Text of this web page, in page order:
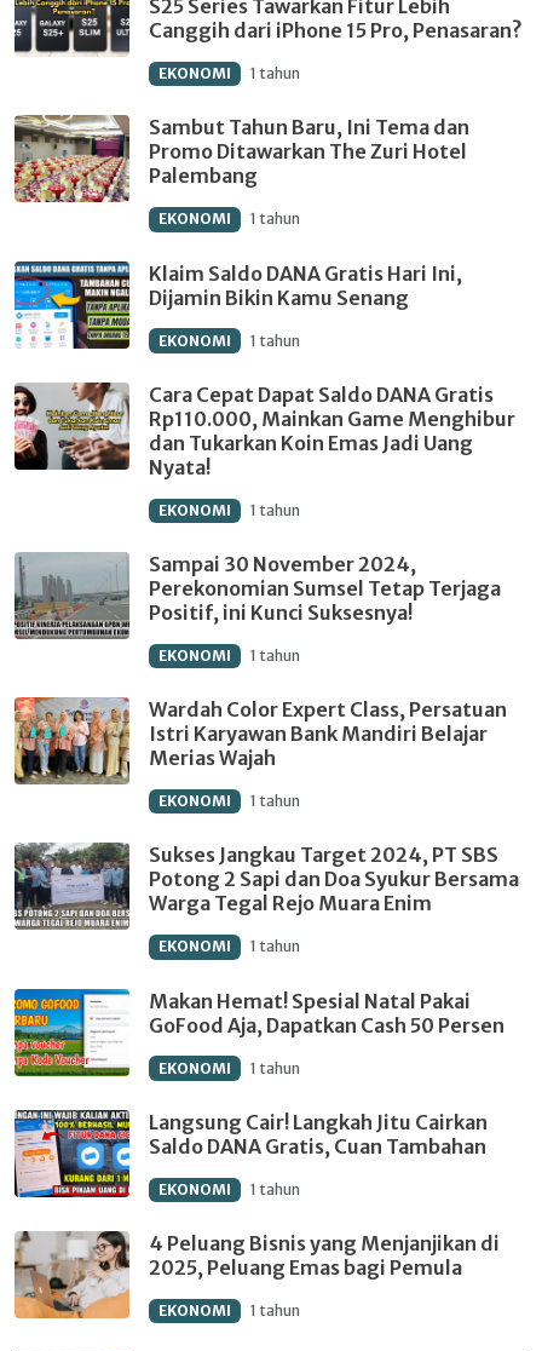
S25 Series Tawarkan Fitur Lebih
Canggih dari iPhone 15 Pro, Penasaran?
EKONOMI 1 tahun
Sambut Tahun Baru, Ini Tema dan
Promo Ditawarkan The Zuri Hotel
Palembang
EKONOMI 1 tahun
Klaim Saldo DANA Gratis Hari Ini,
Dijamin Bikin Kamu Senang
EKONOMI 1 tahun
Cara Cepat Dapat Saldo DANA Gratis
Rp110.000, Mainkan Game Menghibur
dan Tukarkan Koin Emas Jadi Uang
Nyata!
EKONOMI 1 tahun
Sampai 30 November 2024,
Perekonomian Sumsel Tetap Terjaga
Positif, ini Kunci Suksesnya!
EKONOMI 1 tahun
Wardah Color Expert Class, Persatuan
Istri Karyawan Bank Mandiri Belajar
Merias Wajah
EKONOMI 1 tahun
Sukses Jangkau Target 2024, PT SBS
Potong 2 Sapi dan Doa Syukur Bersama
Warga Tegal Rejo Muara Enim
EKONOMI 1 tahun
Makan Hemat! Spesial Natal Pakai
GoFood Aja, Dapatkan Cash 50 Persen
EKONOMI 1 tahun
Langsung Cair! Langkah Jitu Cairkan
Saldo DANA Gratis, Cuan Tambahan
EKONOMI 1 tahun
4 Peluang Bisnis yang Menjanjikan di
2025, Peluang Emas bagi Pemula
EKONOMI 1 tahun